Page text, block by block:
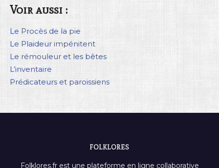
Voir aussi :
Le Procès de la pie
Le Plaideur impénitent
Le rémouleur et les bêtes
L’inventaire
Prédicateurs et paroissiens
FOLKLORES
Folklores.fr est une plateforme en ligne collaborative